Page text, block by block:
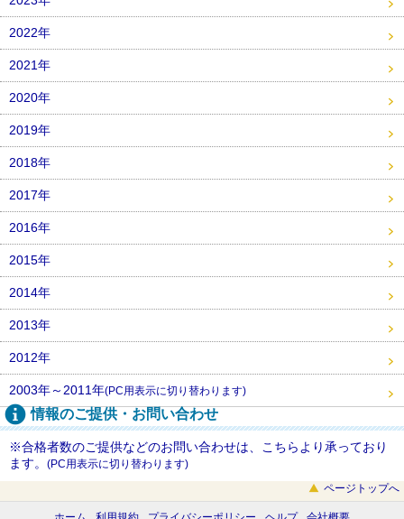
2022年
2021年
2020年
2019年
2018年
2017年
2016年
2015年
2014年
2013年
2012年
2003年～2011年(PC用表示に切り替わります)
情報のご提供・お問い合わせ
※合格者数のご提供などのお問い合わせは、こちらより承っており
ます。 (PC用表示に切り替わります)
ページトップへ